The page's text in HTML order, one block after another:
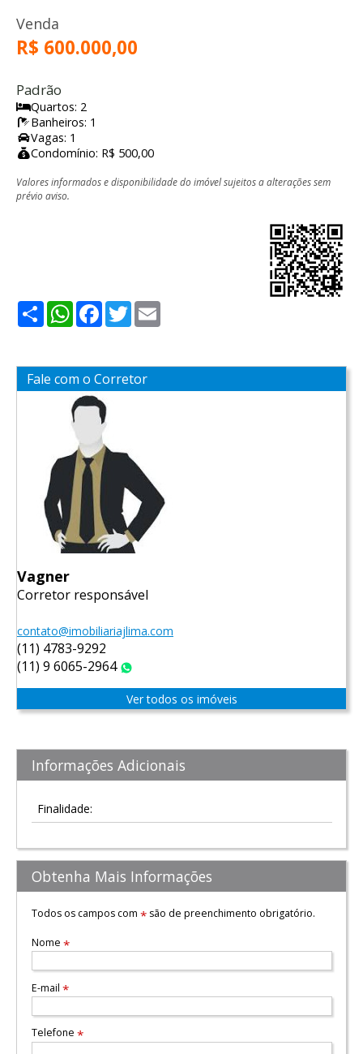
Venda
R$ 600.000,00
Padrão
Quartos: 2
Banheiros: 1
Vagas: 1
Condomínio: R$ 500,00
Valores informados e disponibilidade do imóvel sujeitos a alterações sem
prévio aviso.
ShareWhatsApp
Facebook
Twitter
Fale com o Corretor
Vagner
Corretor responsável
contato@imobiliariajlima.com
(11) 4783-9292
(11) 9 6065-2964
Ver todos os imóveis
Informações Adicionais
Finalidade:
Obtenha Mais Informações
Todos os campos com *são de preenchimento obrigatório.
Nome *
E-mail *
Telefone *